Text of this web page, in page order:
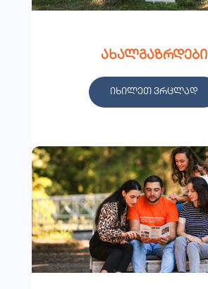
ახალგაზრდები
იხილეთ ვრცლად